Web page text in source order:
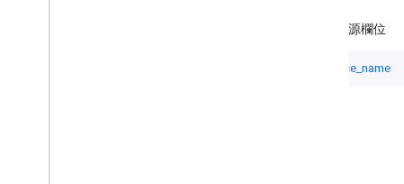
資源欄位
resource_name